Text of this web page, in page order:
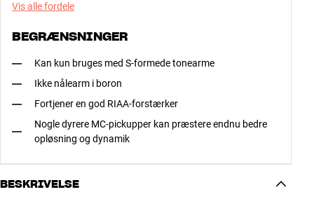
Vis alle fordele
BEGRÆNSNINGER
Kan kun bruges med S-formede tonearme
Ikke nålearm i boron
Fortjener en god RIAA-forstærker
Nogle dyrere MC-pickupper kan præstere endnu bedre
opløsning og dynamik
BESKRIVELSE